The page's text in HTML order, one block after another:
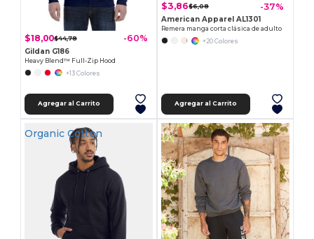
$18,00$44,78 -60%
Gildan G186
Heavy Blend™ Full-Zip Hood
+13 Colores
Agregar al Carrito
$3,86$6,08 -37%
American Apparel AL1301
Remera manga corta clásica de adulto
+20 Colores
Agregar al Carrito
Organic Cotton